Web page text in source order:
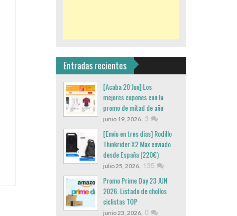
Entradas recientes
[Acaba 20 Jun] Los
mejores cupones con la
promo de mitad de año
junio 19, 2026, 3
[Envio en tres dias] Rodillo
Thinkrider X2 Max enviado
desde España (220€)
julio 25, 2026, 135
Promo Prime Day 23 JUN
2026. Listado de chollos
ciclistas TOP
junio 23, 2026, 0